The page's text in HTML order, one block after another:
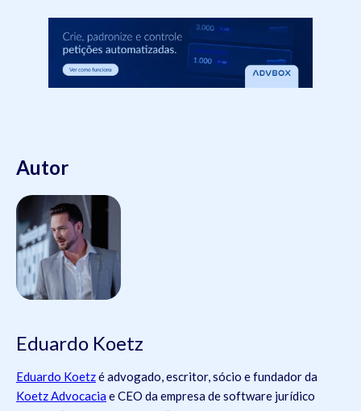
Autor
Eduardo Koetz
Eduardo Koetzé advogado, escritor, sócio e fundador da
Koetz Advocacia e CEO da empresa de software jurídico